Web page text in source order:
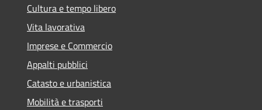
Cultura e tempo libero
Vita lavorativa
Imprese e Commercio
Appalti pubblici
Catasto e urbanistica
Mobilità e trasporti